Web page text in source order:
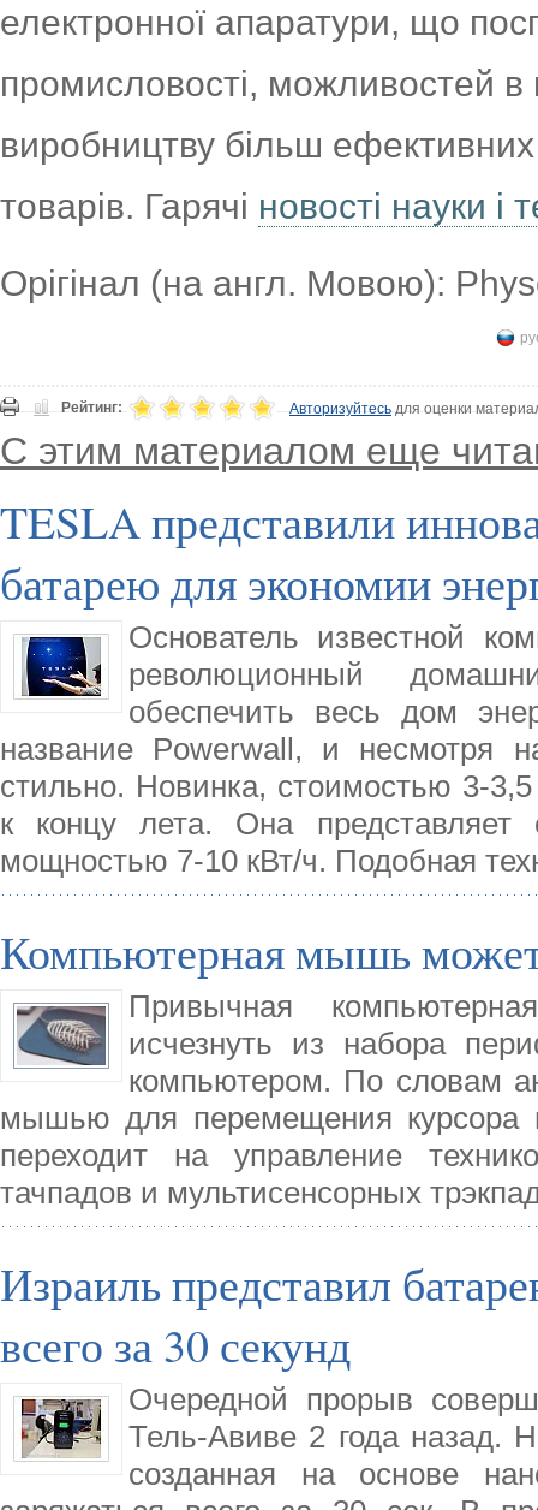
електронної апаратури, що
промисловості, можливостей в
виробництву більш
товарів. Гарячі новості науки і
Орігінал (на англ. Мовою):
Рейтинг: Авторизуйтесьдля оценки
С этим материалом еще
TESLA представили
батарею для экономии
Основатель известной
революционный
обеспечить весь дом
название Powerwall, и несмотря
стильно. Новинка, стоимостью 3-
к концу лета. Она представляет
мощностью 7-10 кВт/ч. Подобная
Компьютерная мышь
Привычная
исчезнуть из набора
компьютером. По словам
мышью для перемещения курсора
переходит на управление
тачпадов и мультисенсорных
Израиль представил
всего за 30 секунд
Очередной прорыв
Тель-Авиве 2 года назад.
созданная на основе